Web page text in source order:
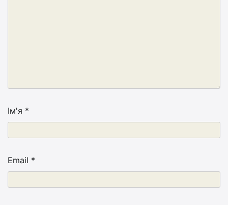
Ім'я *
Email *